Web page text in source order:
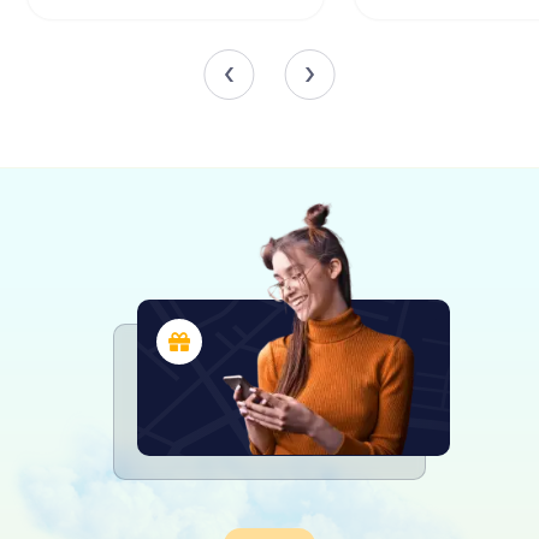
zowel geschiedenisliefhebbers als toevallige
aan het bevorderen en behouden van het artistieke
erfgoed van Mataró. Opgericht door de nalatenschap van
de lokale kunstenaar Jordi Arenas i Clavell, organiseert dit
centrum diverse culturele activiteiten, waaronder
tentoonstellingen, workshops, lezingen en audiovisuele
presentaties. Het dient als een levendig centrum voor de
lokale artistieke gemeenschap en een platform voor het
tonen van zowel hedendaagse als historische kunst uit de
Can Marfà: Het Museum van Gebreide Stoffen